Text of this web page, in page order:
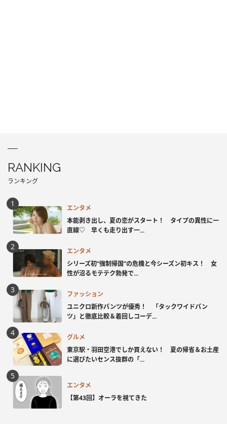
RANKING
ランキング
エンタメ
本能剥き出し、夏の恋がスタート！ タイプの異性に一
直線♡ 早くも走り出す一...
エンタメ
シリーズ初“強制帰国”の危機と今シーズン初キス！ 女
性が沼るモテテク勃発で...
ファッション
ユニクロ新作パンツが優秀！ 「タックワイドパン
ツ」と徹底比較＆着回しコーデ...
グルメ
東京駅・羽田空港でしか買えない！ 夏の帰省＆お土産
に選びたいセンス抜群の「...
エンタメ
【第43回】オーラを視てきた